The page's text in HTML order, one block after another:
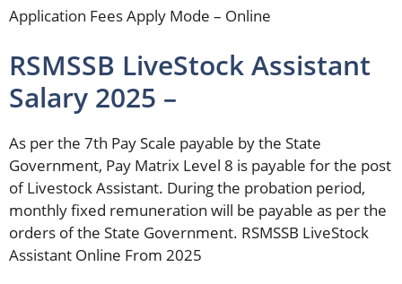
Application Fees Apply Mode – Online
RSMSSB LiveStock Assistant
Salary 2025 –
As per the 7th Pay Scale payable by the State
Government, Pay Matrix Level 8 is payable for the post
of Livestock Assistant. During the probation period,
monthly fixed remuneration will be payable as per the
orders of the State Government. RSMSSB LiveStock
Assistant Online From 2025